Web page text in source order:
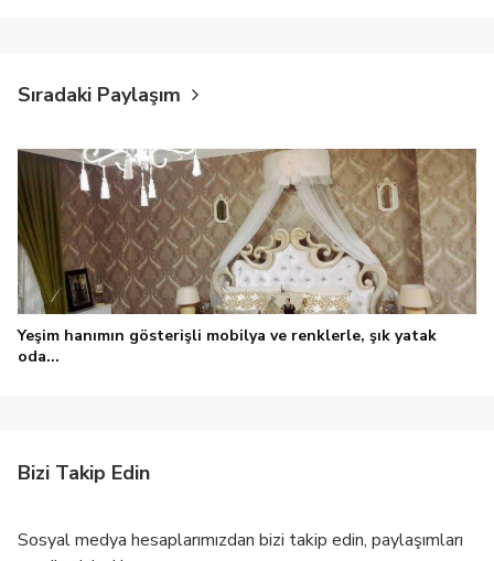
Sıradaki Paylaşım
Yeşim hanımın gösterişli mobilya ve renklerle, şık yatak
oda...
Bizi Takip Edin
Sosyal medya hesaplarımızdan bizi takip edin, paylaşımları